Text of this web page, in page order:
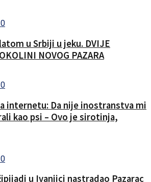
0
u Srbiji u jeku. DVIJE
NOVOG PAZARA
0
internetu: Da nije inostranstva mi
kao psi – Ovo je sirotinja,
0
u Ivanjici nastradao Pazarac